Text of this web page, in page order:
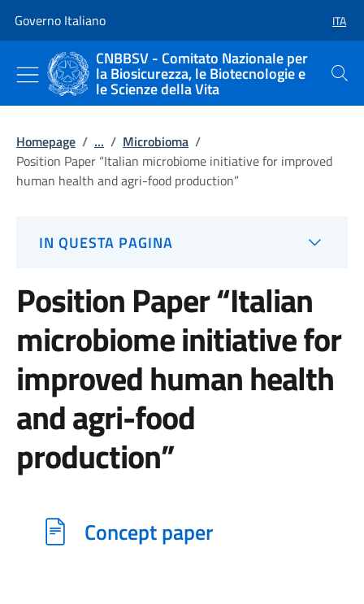
Governo Italiano ITA
CNBBSV - Comitato Nazionale per
la Biosicurezza, le Biotecnologie e
le Scienze della Vita Cerca
Homepage / ... / Microbioma /
Position Paper “Italian microbiome initiative for improved
human health and agri-food production”
IN QUESTA PAGINA
Position Paper “Italian
microbiome initiative for
improved human health
and agri-food
production”
Concept paper